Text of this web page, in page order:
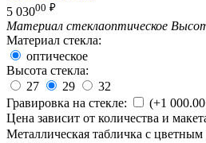
5 03000 ₽
Материал стеклаоптическое
Материал стекла:
оптическое
Высота стекла:
27
29
32
Гравировка на стекле:
(+1 000.00
Цена зависит от количества и
Металлическая табличка с